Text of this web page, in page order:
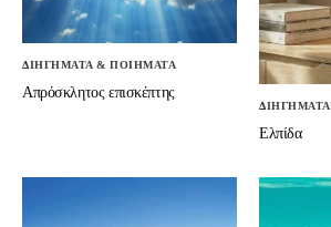
ΔΙΗΓΗΜΑΤΑ & ΠΟΙΗΜΑΤΑ
Απρόσκλητος επισκέπτης
Ελπίδα